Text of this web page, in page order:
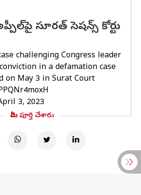
సూరత్ సెషన్స్ కోర్టు
challenging Congress leader
in a defamation case
on May 3 in Surat Court
3, 2023
మీరు పూర్తి చేశారు